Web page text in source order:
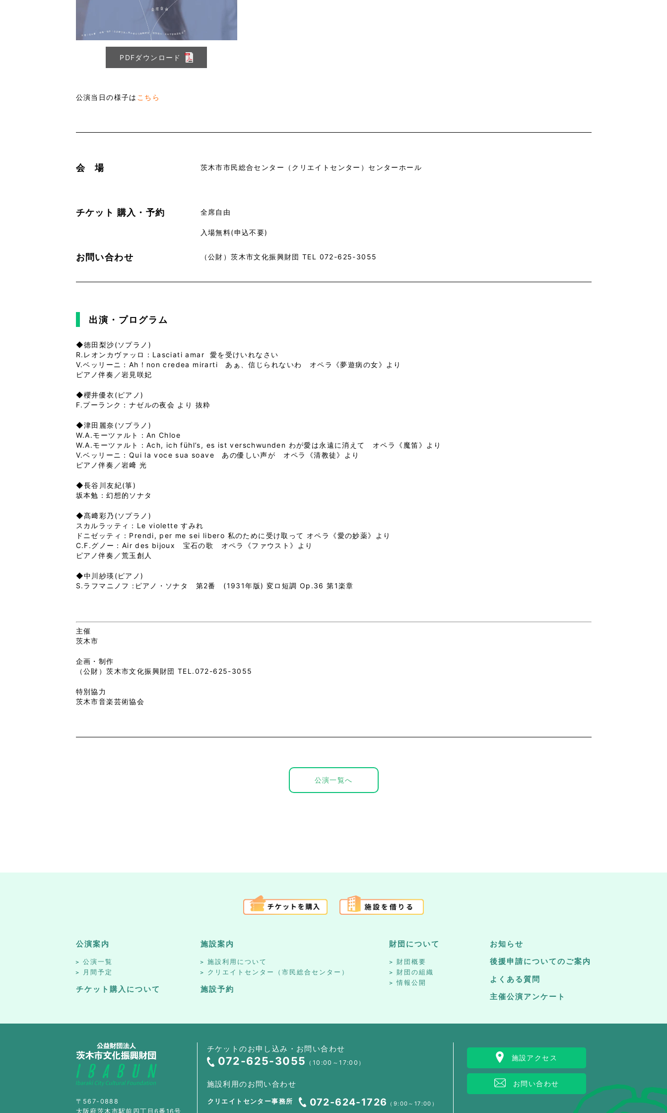
PDFダウンロード
公演当日の様子は こちら
会 場 茨木市市民総合センター（クリエイトセンター）センターホール
チケット 購入・予約 全席自由
入場無料(申込不要)
お問い合わせ （公財）茨木市文化振興財団 TEL 072-625-3055
出演・プログラム
◆徳田梨沙(ソプラノ)
R.レオンカヴァッロ：Lasciati amar 愛を受けいれなさい
V.ベッリーニ：Ah！non credea mirarti あぁ、信じられないわ オペラ《夢遊病の女》より
ピアノ伴奏／岩見咲妃
◆櫻井優衣(ピアノ)
F.プーランク：ナゼルの夜会 より 抜粋
◆津田麗奈(ソプラノ)
W.A.モーツァルト：An Chloe
W.A.モーツァルト：Ach, ich fühl’s, es ist verschwunden わが愛は永遠に消えて オペラ《魔笛》より
V.ベッリーニ：Qui la voce sua soave あの優しい声が オペラ《清教徒》より
ピアノ伴奏／岩﨑 光
◆長谷川友紀(箏)
坂本勉：幻想的ソナタ
◆髙﨑彩乃(ソプラノ)
スカルラッティ：Le violette すみれ
ドニゼッティ：Prendi, per me sei libero 私のために受け取って オペラ《愛の妙薬》より
C.F.グノー：Air des bijoux 宝石の歌 オペラ《ファウスト》より
ピアノ伴奏／荒玉創人
◆中川紗瑛(ピアノ)
S.ラフマニノフ :ピアノ・ソナタ 第2番 (1931年版) 変ロ短調 Op.36 第1楽章
主催
茨木市
企画・制作
（公財）茨木市文化振興財団 TEL.072-625-3055
特別協力
茨木市音楽芸術協会
公演一覧へ
公演案内
公演一覧
月間予定
チケット購入について
施設案内
施設利用について
クリエイトセンター（市民総合センター）
施設予約
財団について
財団概要
財団の組織
情報公開
お知らせ
後援申請についてのご案内
よくある質問
主催公演アンケート
〒567-0888
大阪府茨木市駅前四丁目6番16号
チケットのお申し込み・お問い合わせ
072-625-3055 （10:00～17:00）
施設利用のお問い合わせ
クリエイトセンター事務所 072-624-1726 （9:00～17:00）
施設アクセス
お問い合わせ